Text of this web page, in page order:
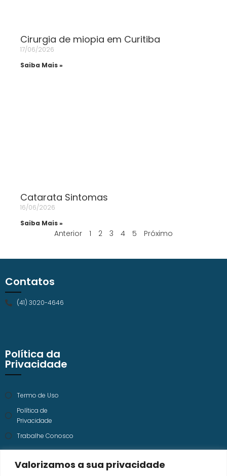
Valorizamos a sua privacidade
Cirurgia de miopia em Curitiba
17/06/2026
Saiba Mais »
Catarata Sintomas
16/06/2026
Saiba Mais »
Anterior 1 2 3 4 5 Próximo
Política da
Privacidade
Termo de Uso
Política de
Privacidade
Trabalhe Conosco
Contatos
(41) 3020-4646